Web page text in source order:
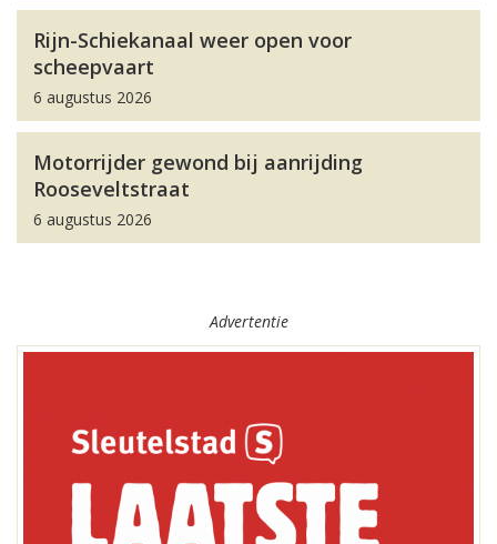
Rijn-Schiekanaal weer open voor
scheepvaart
6 augustus 2026
Motorrijder gewond bij aanrijding
Rooseveltstraat
6 augustus 2026
Advertentie